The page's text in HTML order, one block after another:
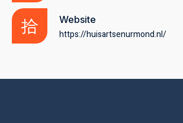
Website
https://huisartsenurmond.nl/